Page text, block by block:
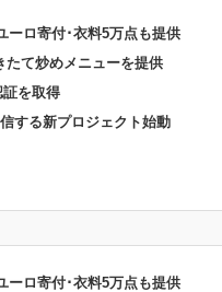
ーロ寄付･衣料5万点も提供
たて炒めメニューを提供
を取得
する新プロジェクト始動
ーロ寄付･衣料5万点も提供